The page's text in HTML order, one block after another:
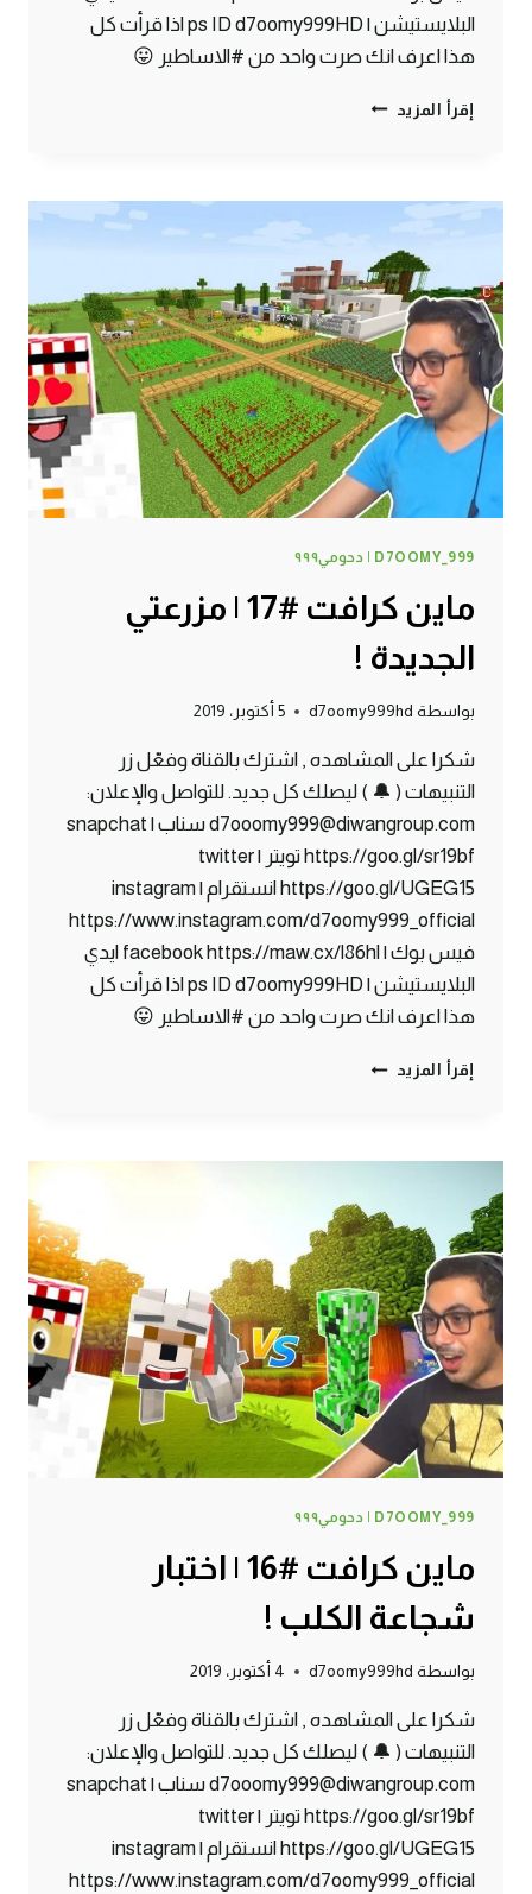
البلايستيشن | ps ID d7oomy999HD اذا قرأت كل
هذا اعرف انك صرت واحد من #الاساطير 😛
إقرأ المزيد ماين
اكبر
الماس
ممكن
تشوفه
في
حياتك
!
D7OOMY_999 | دحومي٩٩٩
ماين كرافت #17 | مزرعتي
الجديدة !
بواسطة d7oomy999hd 5 أكتوبر، 2019
شكرا على المشاهده , اشترك بالقناة وفعّل زر
التنبيهات ( 🔔 ) ليصلك كل جديد. للتواصل والإعلان:
d7ooomy999@diwangroup.com سناب | snapchat
https://goo.gl/sr19bf تويتر | twitter
https://goo.gl/UGEG15 انستقرام | instagram
https://www.instagram.com/d7oomy999_official
فيس بوك | facebook https://maw.cx/l86hl ايدي
البلايستيشن | ps ID d7oomy999HD اذا قرأت كل
هذا اعرف انك صرت واحد من #الاساطير 😛
إقرأ المزيد ماين
مزرعتي
!
D7OOMY_999 | دحومي٩٩٩
ماين كرافت #16 | اختبار
شجاعة الكلب !
بواسطة d7oomy999hd 4 أكتوبر، 2019
شكرا على المشاهده , اشترك بالقناة وفعّل زر
التنبيهات ( 🔔 ) ليصلك كل جديد. للتواصل والإعلان:
d7ooomy999@diwangroup.com سناب | snapchat
https://goo.gl/sr19bf تويتر | twitter
https://goo.gl/UGEG15 انستقرام | instagram
https://www.instagram.com/d7oomy999_official